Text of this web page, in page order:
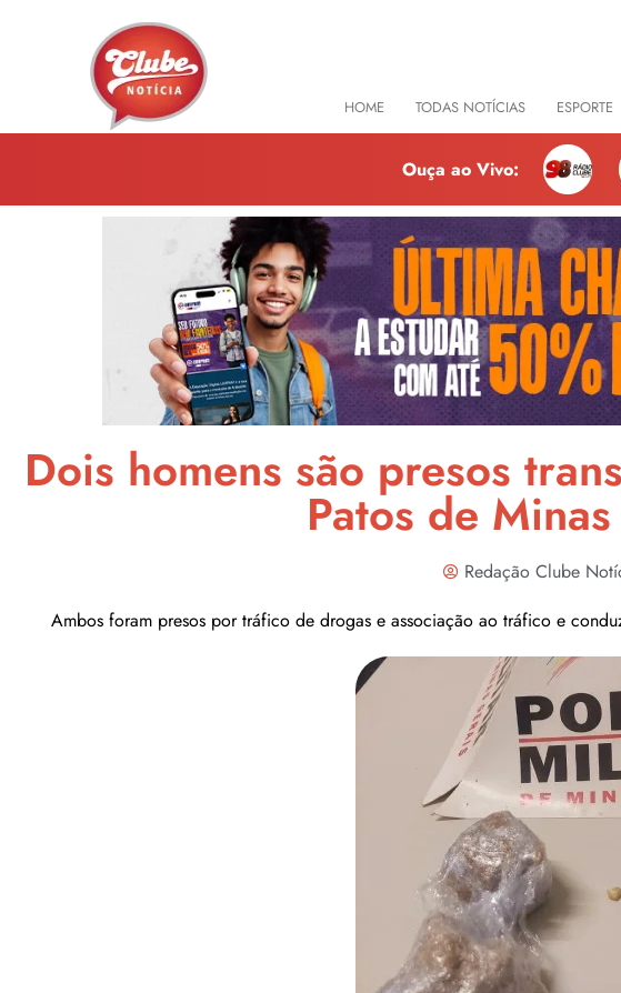
HOME TODAS NOTÍCIAS ESPORTE
Ouça ao Vivo:
Dois homens são presos
Patos de
Redação Clube
Ambos foram presos por tráfico de drogas e associação ao tráfico e